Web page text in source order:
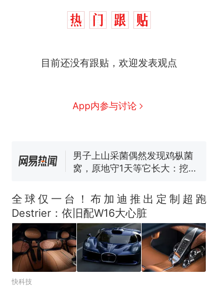
目前还没有跟贴，欢迎发表观点
App内参与讨论
新 那个在床头放菜刀的女孩，
因老师一句“跟我回家”改写了
协会回应
男子上山采菌偶然发现鸡枞菌
窝，原地守1天等它长大：挖了
回大海 目击者直呼震惊 （视频
来源：参考消息）
笔试第一被第二名传话劝弃考
官方通报
制裁瓜子饺子，美国怕什
么？
全球仅一台！布加迪推出定制超跑
Destrier：依旧配W16大心脏
快科技